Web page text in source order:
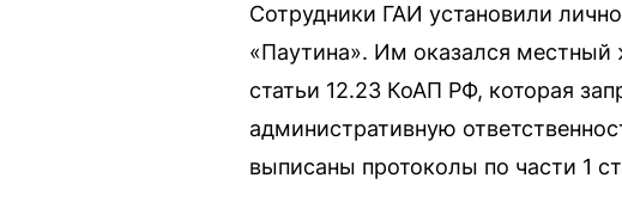
Сотрудники ГАИ установили
«Паутина». Им оказался местный
статьи 12.23 КоАП РФ, которая
административную
выписаны протоколы по части 1